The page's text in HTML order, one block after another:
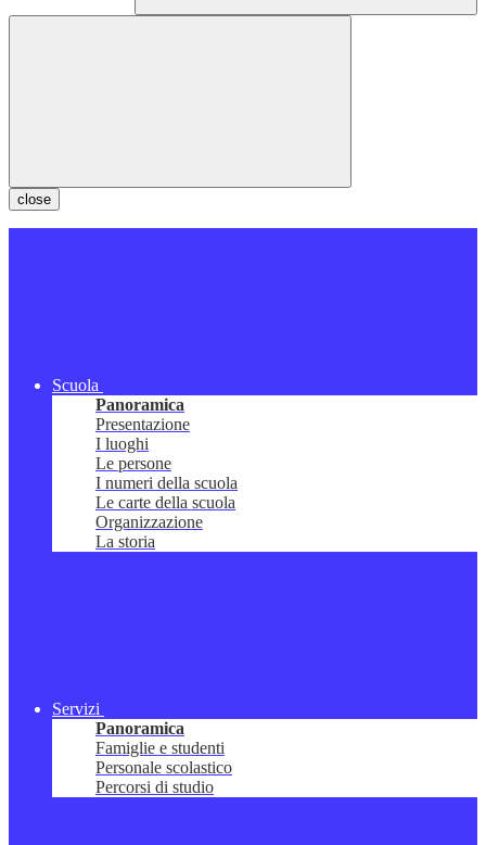
close
Scuola
Panoramica
Presentazione
I luoghi
Le persone
I numeri della scuola
Le carte della scuola
Organizzazione
La storia
Servizi
Panoramica
Famiglie e studenti
Personale scolastico
Percorsi di studio